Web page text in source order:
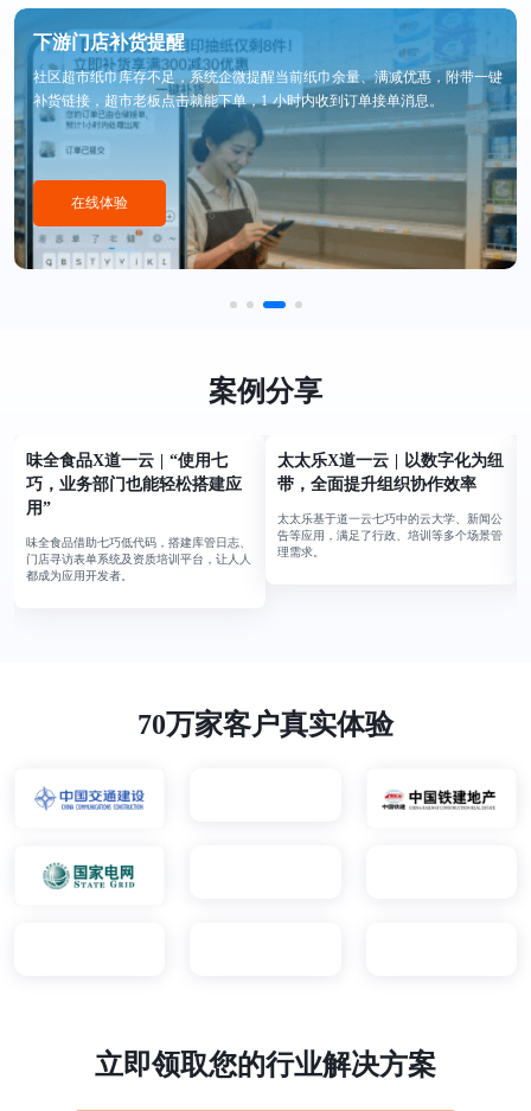
下游门店补货提醒
社区超市纸巾库存不足，系统企微提醒当前纸巾余量、满减优惠，附带一键
补货链接，超市老板点击就能下单，1 小时内收到订单接单消息。
在线体验
案例分享
味全食品X道一云 | “使用七
巧，业务部门也能轻松搭建应
用”
味全食品借助七巧低代码，搭建库管日志、
门店寻访表单系统及资质培训平台，让人人
都成为应用开发者。
太太乐X道一云 | 以数字化为纽
带，全面提升组织协作效率
太太乐基于道一云七巧中的云大学、新闻公
告等应用，满足了行政、培训等多个场景管
理需求。
70万家客户真实体验
立即领取您的行业解决方案